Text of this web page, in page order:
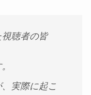
聴者の皆
実際に起こ